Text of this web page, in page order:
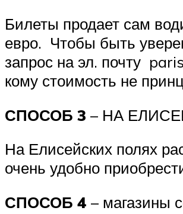
Билеты продает сам
евро. Чтобы быть
запрос на эл. почту
кому стоимость не
СПОСОБ 3 – НА
На Елисейских полях
очень удобно
СПОСОБ 4 – магазины